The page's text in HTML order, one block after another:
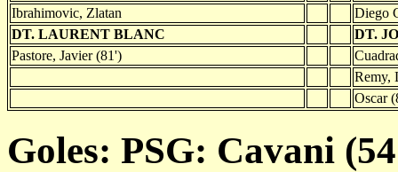
Ibrahimovic, Zlatan
Diego
DT. LAURENT BLANC
DT.
Pastore, Javier (81')
Remy,
Oscar
Goles: PSG: Cavani